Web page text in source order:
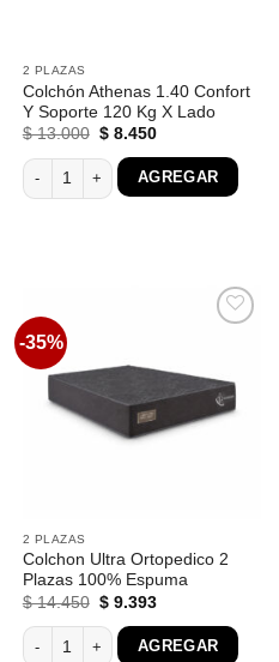
Extra Firme cantidad
2 PLAZAS
Colchón Athenas 1.40 Confort
Y Soporte 120 Kg X Lado
$13.000 El
original
era:
$ 13.000.
$8.450El
es:
$ 8.450.
Colchón Athenas 1.40 Confort Y
AGREGAR
Extra Firme cantidad
-35%
2 PLAZAS
Colchon Ultra Ortopedico 2
Plazas 100% Espuma
$14.450 El
original
era:
$9.393El
actual
es:
Colchon Ultra Ortopedico 2 Plazas
AGREGAR